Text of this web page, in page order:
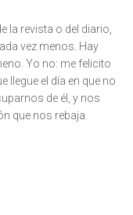
la revista o del diario,
vez menos. Hay
Yo no: me felicito
llegue el día en que no
de él, y nos
que nos rebaja.